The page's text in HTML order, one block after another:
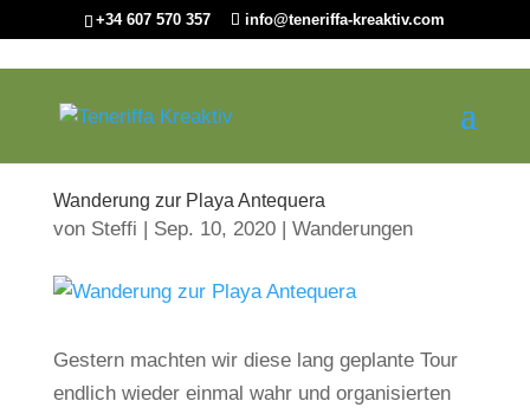
+34 607 570 357 info@teneriffa-kreaktiv.com
Wanderung zur Playa Antequera
von Steffi | Sep. 10, 2020| Wanderungen
Gestern machten wir diese lang geplante Tour
endlich wieder einmal wahr und organisierten